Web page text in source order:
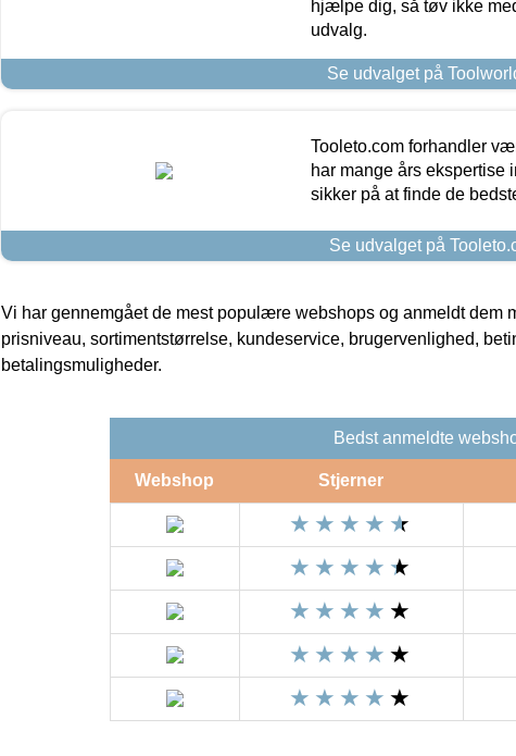
hjælpe dig, så tøv ikke
udvalg.
Se udvalget på
Tooleto.com forhandler
har mange års
sikker på at finde de
Se udvalget på
Vi har gennemgået de mest populære webshops og anmeldt dem
prisniveau, sortimentstørrelse, kundeservice, brugervenlighed,
betalingsmuligheder.
Bedst anmeldte
Webshop Stjerner